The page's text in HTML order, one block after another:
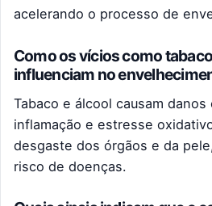
acelerando o processo de
Como os vícios como
influenciam no
Tabaco e álcool causam danos
inflamação e estresse
desgaste dos órgãos e da
risco de doenças.